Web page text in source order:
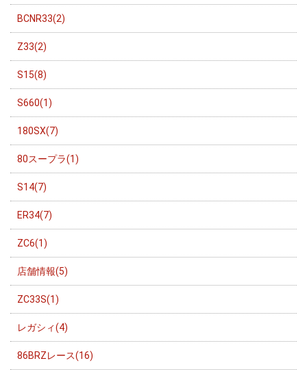
BCNR33(2)
Z33(2)
S15(8)
S660(1)
180SX(7)
80スープラ(1)
S14(7)
ER34(7)
ZC6(1)
店舗情報(5)
ZC33S(1)
レガシィ(4)
86BRZレース(16)